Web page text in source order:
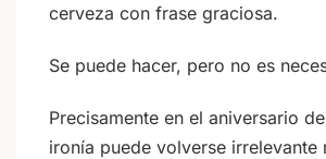
cerveza con frase graciosa.
Se puede hacer, pero no es
Precisamente en el aniversario
ironía puede volverse irrelevante